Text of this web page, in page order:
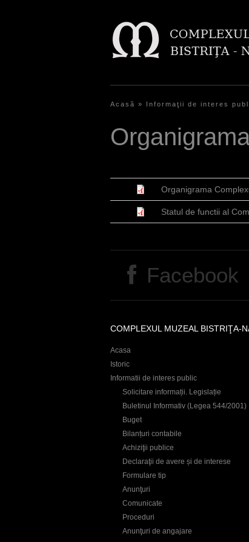
o
a
r
e
e
Acasă » Informaţii de interes
Organigrama
Statul de functii al
Facebook
COMPLEXUL MUZEAL BISTRIŢA-
Acasa
Istoric
Informatii de interes public
Solicitare informații. Legislație
Buletinul Informativ (Legea 544/2001)
Buget
Bilanțuri contabile
Achiziţii publice
Declaraţii de avere și de interese
Formulare tip
Anunţuri
Comunicate
Proceduri
Anunţuri de angajare